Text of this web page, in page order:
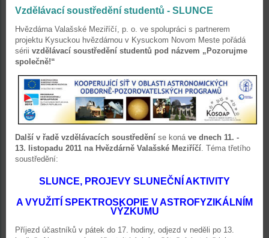
Vzdělávací soustředění studentů - SLUNCE
Hvězdárna Valašské Meziříčí, p. o. ve spolupráci s partnerem
projektu Kysuckou hvězdárnou v Kysuckom Novom Meste pořádá
sérii vzdělávací soustředění studentů pod názvem „Pozorujme
společně!“
Další v řadě vzdělávacích soustředění se koná ve dnech 11. -
13. listopadu 2011 na Hvězdárně Valašské Meziříčí. Téma třetího
soustředění:
SLUNCE, PROJEVY SLUNEČNÍ AKTIVITY
A VYUŽITÍ SPEKTROSKOPIE V ASTROFYZIKÁLNÍM
VÝZKUMU
Příjezd účastníků v pátek do 17. hodiny, odjezd v neděli po 13.